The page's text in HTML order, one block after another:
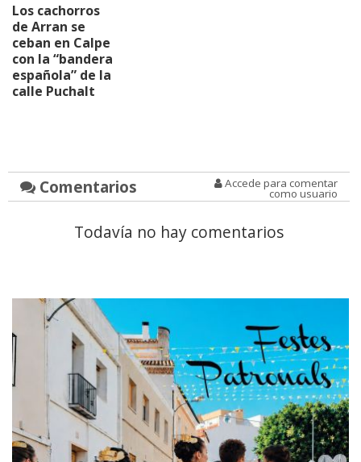
Los cachorros
de Arran se
ceban en Calpe
con la “bandera
española” de la
calle Puchalt
Comentarios Accede para comentar
como usuario
Todavía no hay comentarios